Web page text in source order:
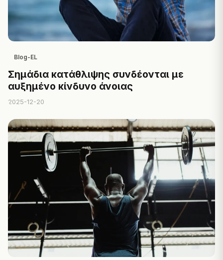
Blog-EL
Σημάδια κατάθλιψης συνδέονται με
αυξημένο κίνδυνο άνοιας
2025-12-20